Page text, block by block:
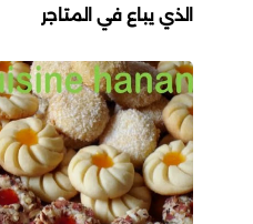
الذي يباع في المتاجر